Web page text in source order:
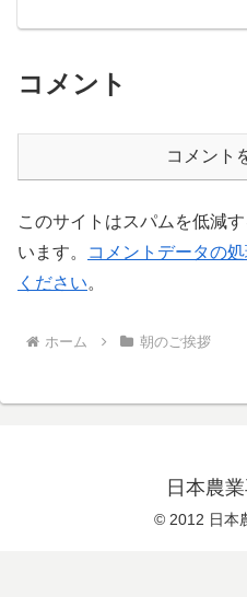
コメント
コメント
このサイトはスパムを低減
います。
コメントデータの
ください。
ホーム 朝のご挨拶
日本農
© 2012 日